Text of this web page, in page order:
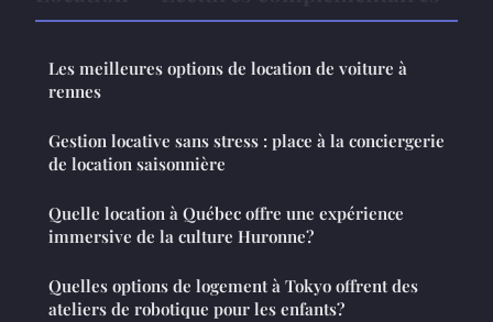
Les meilleures options de location de voiture à
rennes
Gestion locative sans stress : place à la conciergerie
de location saisonnière
Quelle location à Québec offre une expérience
immersive de la culture Huronne?
Quelles options de logement à Tokyo offrent des
ateliers de robotique pour les enfants?